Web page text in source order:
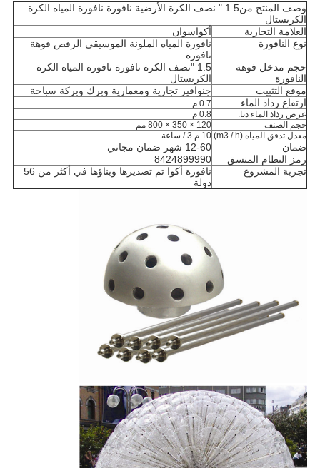
وصف المنتج من1.5 " نصف الكرة الأرضية نافورة نافورة المياه الكرة
الكريستال
العلامة التجارية
أكواسوان
نوع النافورة
نافورة المياه الملونة الموسيقى الرقص فوهة
نافورة
حجم مدخل فوهة
النافورة
1.5 "نصف الكرة
نافورة نافورة المياه الكرة
الكريستال
موقع التثبيت
جنوافير تجارية ومعمارية وبرك وبركة سباحة
ارتفاع رذاذ الماء
0.7 م
عرض رذاذ الماء ديا.
0.8 م
حجم الصنف
120 × 350 × 800 مم
معدل تدفق المياه (m3 / h)
10 م 3 / ساعة
ضمان
12-60 شهر ضمان مجاني
رمز النظام المنسق
8424899990
تجربة المشروع
نافورة أكوا تم تصديرها وبناؤها في أكثر من 56
دولة